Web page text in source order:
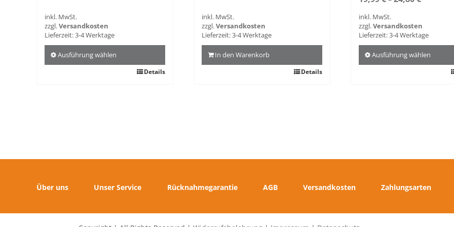
inkl. MwSt.
zzgl.Versandkosten
Lieferzeit:3-4 Werktage
Ausführung wählen
können
Produktseite
Details
inkl. MwSt.
zzgl.Versandkosten
Lieferzeit:3-4 Werktage
In den Warenkorb
Details
inkl. MwSt.
zzgl.Versandkosten
Lieferzeit:3-4 Werktage
Ausführung wählen
können
Produktseite
Über uns Unser Service Rücknahmegarantie AGB Versandkosten Zahlungsarten